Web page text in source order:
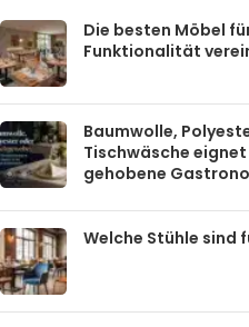
Die besten Möbel
Funktionalität
Baumwolle,
Tischwäsche
gehobene
Welche Stühle